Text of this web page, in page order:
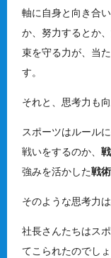
軸に自身と向き合
か、努力するとか
束を守る力が、当
す。
それと、思考力も
スポーツはルール
戦いをするのか、
強みを活かした戦
そのような思考力
社長さんたちはス
てこられたのでしょ